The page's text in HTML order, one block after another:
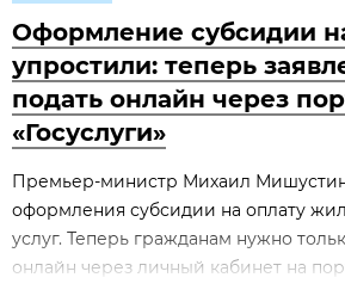
Оформление субсидии
упростили: теперь
подать онлайн через
«Госуслуги»
Премьер-министр Михаил
оформления субсидии на оплату
услуг. Теперь гражданам нужно
онлайн через личный кабинет на